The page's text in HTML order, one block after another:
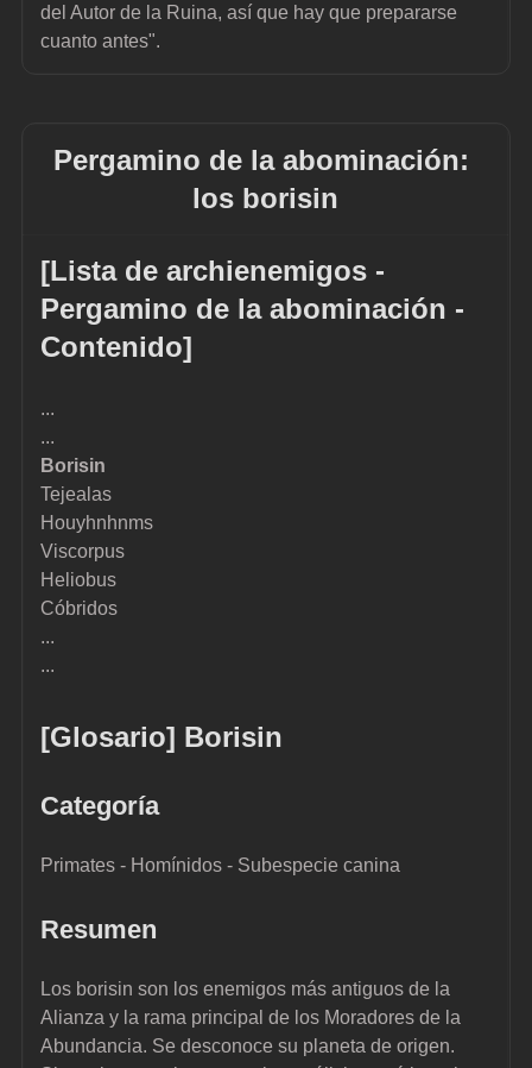
del Autor de la Ruina, así que hay que prepararse
cuanto antes".
Pergamino de la abominación:
los borisin
[Lista de archienemigos -
Pergamino de la abominación -
Contenido]
...
...
Borisin
Tejealas
Houyhnhnms
Viscorpus
Heliobus
Cóbridos
...
...
[Glosario] Borisin
Categoría
Primates - Homínidos - Subespecie canina
Resumen
Los borisin son los enemigos más antiguos de la
Alianza y la rama principal de los Moradores de la
Abundancia. Se desconoce su planeta de origen.